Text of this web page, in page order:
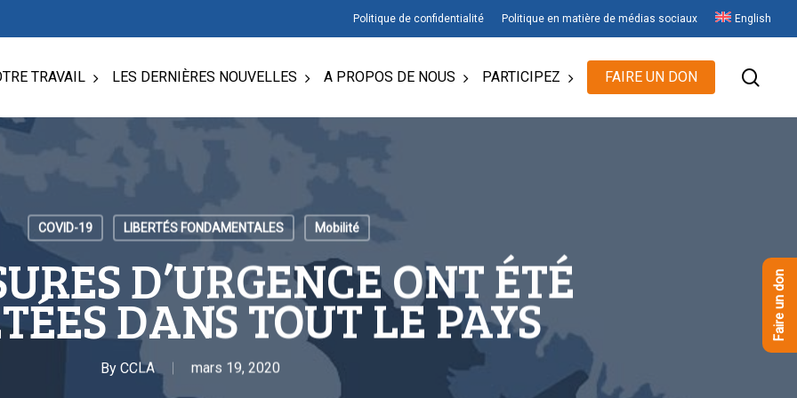
Politique de confidentialité Politique en matière de médias sociaux English
TRAVAIL LES DERNIÈRES NOUVELLES A PROPOS DE NOUS PARTICIPEZ FAIRE UN DON
COVID-19 LIBERTÉS FONDAMENTALES Mobilité
D’URGENCE ONT ÉTÉ
DANS TOUT LE PAYS
By CCLA mars 19, 2020
Faire un don